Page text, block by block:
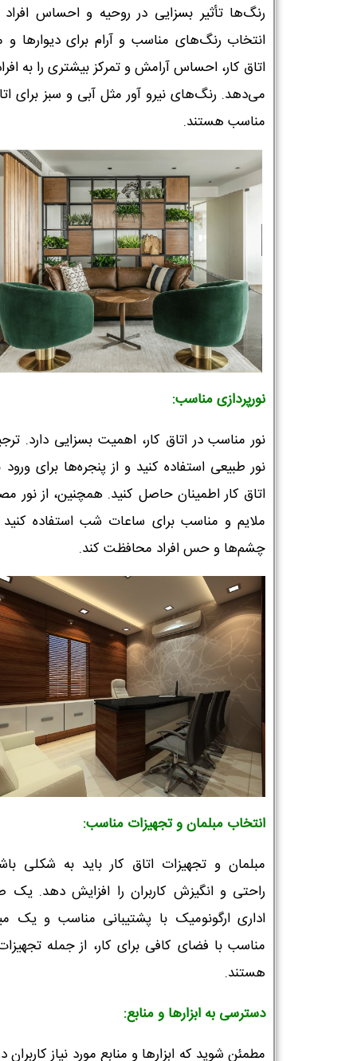
رنگ‌ها تأثیر بسزایی در روحیه و احساس افراد
انتخاب رنگ‌های مناسب و آرام برای دیوارها
اتاق کار، احساس آرامش و تمرکز بیشتری را به
می‌دهد. رنگ‌های نیرو آور مثل آبی و سبز برای
مناسب هستند.
نورپردازی مناسب:
نور مناسب در اتاق کار، اهمیت بسزایی دارد.
نور طبیعی استفاده کنید و از پنجره‌ها برای ورود
اتاق کار اطمینان حاصل کنید. همچنین، از نور
ملایم و مناسب برای ساعات شب استفاده کنید
چشم‌ها و حس افراد محافظت کند.
انتخاب مبلمان و تجهیزات مناسب:
مبلمان و تجهیزات اتاق کار باید به شکلی
راحتی و انگیزش کاربران را افزایش دهد. یک
اداری ارگونومیک با پشتیبانی مناسب و یک
مناسب با فضای کافی برای کار، از جمله
هستند.
دسترسی به ابزارها و منابع:
مطمئن شوید که ابزارها و منابع مورد نیاز کاربران